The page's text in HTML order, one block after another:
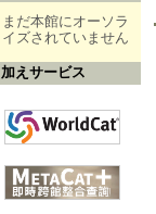
まだ本館にオーソラ
イズされていません
加えサービス